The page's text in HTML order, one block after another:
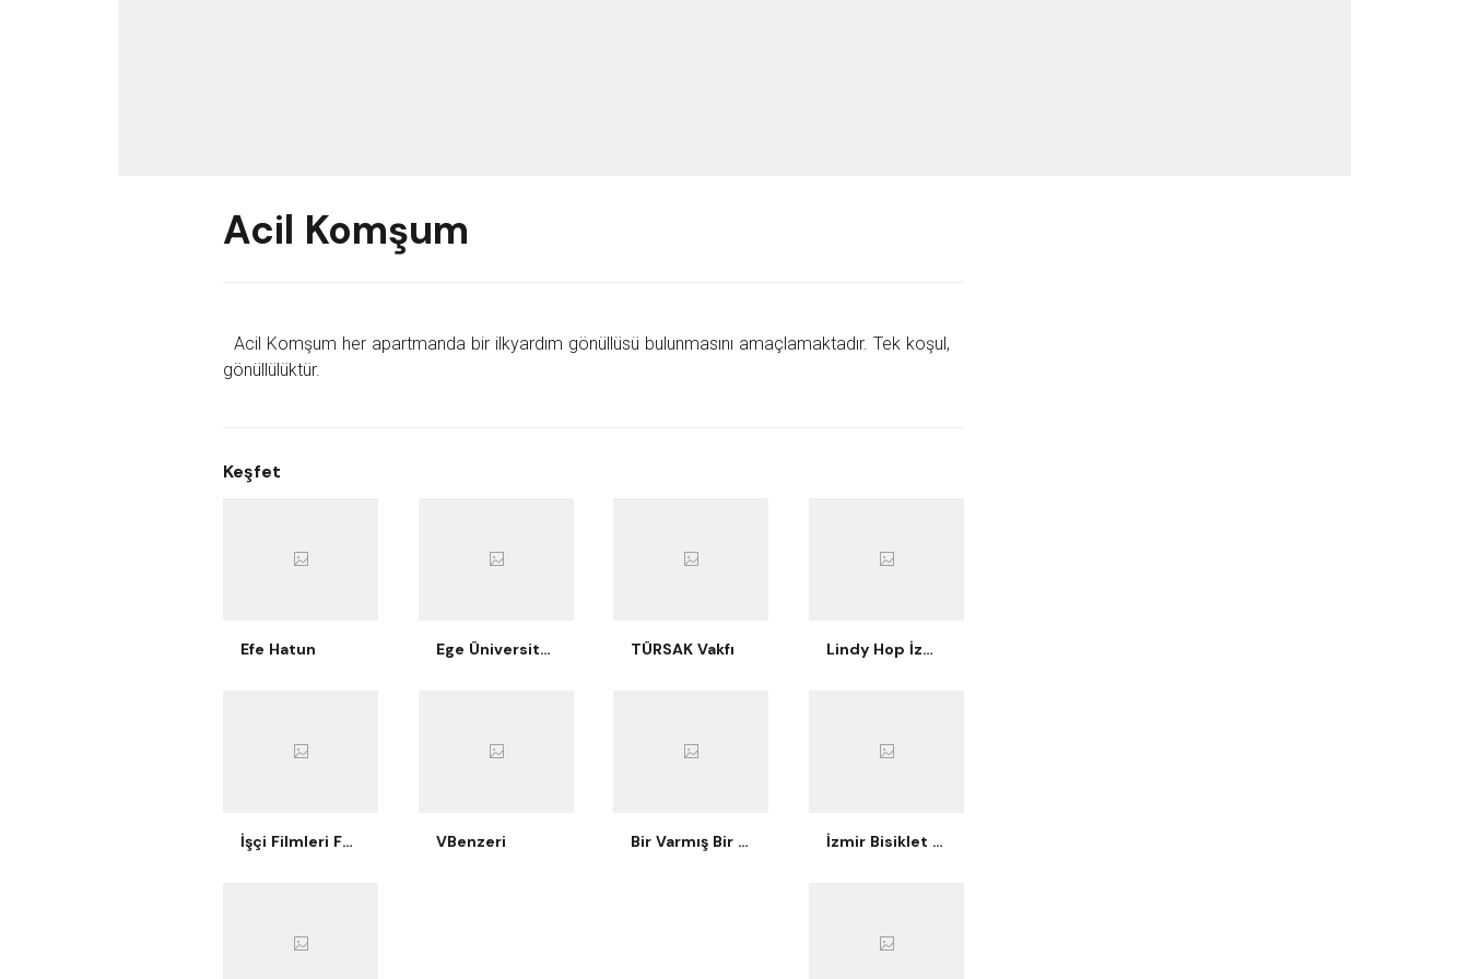
Acil Komşum
Acil Komşum her apartmanda bir ilkyardım gönüllüsü bulunmasını amaçlamaktadır. Tek koşul,
gönüllülüktür.
Keşfet
Efe Hatun Ege Üniversitesi İşletme Kulübü TÜRSAK Vakfı Lindy Hop İzmir
İşçi Filmleri Festivali VBenzeri Bir Varmış Bir Yokmuş Tiyatro İzmir Bisiklet Eğitimi